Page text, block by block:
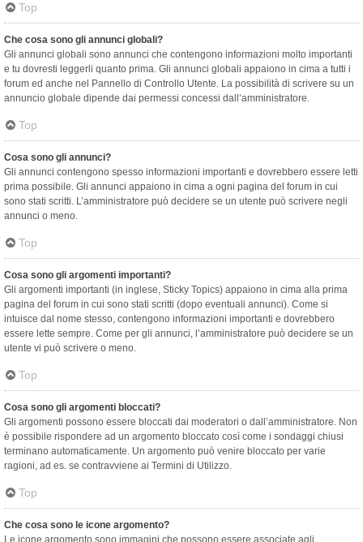
Top
Che cosa sono gli annunci globali?
Gli annunci globali sono annunci che contengono informazioni molto importanti
e tu dovresti leggerli quanto prima. Gli annunci globali appaiono in cima a tutti i
forum ed anche nel Pannello di Controllo Utente. La possibilità di scrivere su un
annuncio globale dipende dai permessi concessi dall’amministratore.
Top
Cosa sono gli annunci?
Gli annunci contengono spesso informazioni importanti e dovrebbero essere letti
prima possibile. Gli annunci appaiono in cima a ogni pagina del forum in cui
sono stati scritti. L’amministratore può decidere se un utente può scrivere negli
annunci o meno.
Top
Cosa sono gli argomenti importanti?
Gli argomenti importanti (in inglese, Sticky Topics) appaiono in cima alla prima
pagina del forum in cui sono stati scritti (dopo eventuali annunci). Come si
intuisce dal nome stesso, contengono informazioni importanti e dovrebbero
essere lette sempre. Come per gli annunci, l’amministratore può decidere se un
utente vi può scrivere o meno.
Top
Cosa sono gli argomenti bloccati?
Gli argomenti possono essere bloccati dai moderatori o dall’amministratore. Non
è possibile rispondere ad un argomento bloccato così come i sondaggi chiusi
terminano automaticamente. Un argomento può venire bloccato per varie
ragioni, ad es. se contravviene ai Termini di Utilizzo.
Top
Che cosa sono le icone argomento?
Le icone argomento sono immagini che possono essere associate agli